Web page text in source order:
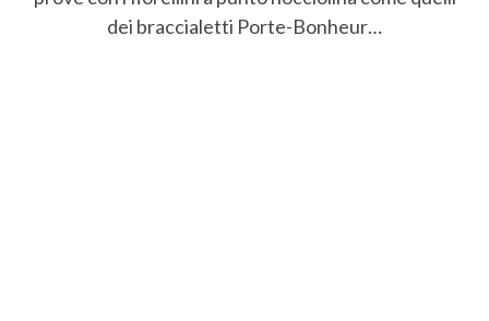
dei braccialetti Porte-Bonheur…